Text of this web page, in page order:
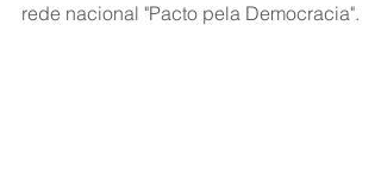
rede nacional "Pacto pela Democracia".